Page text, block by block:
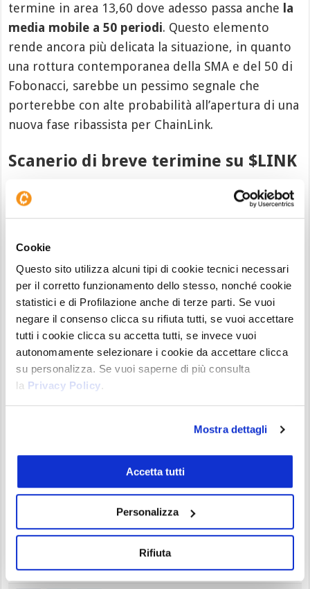
Cookie
Questo sito utilizza alcuni tipi di cookie tecnici necessari
per il corretto funzionamento dello stesso, nonché cookie
statistici e di Profilazione anche di terze parti. Se vuoi
negare il consenso clicca su rifiuta tutti, se vuoi accettare
tutti i cookie clicca su accetta tutti, se invece vuoi
autonomamente selezionare i cookie da accettare clicca
su personalizza. Se vuoi saperne di più consulta
la Privacy Policy.
Mostra dettagli
Accetta tutti
Personalizza
Rifiuta
termine in area 13,60 dove adesso passa anche la
media mobile a 50 periodi. Questo elemento
rende ancora più delicata la situazione, in quanto
una rottura contemporanea della SMA e del 50 di
Fobonacci, sarebbe un pessimo segnale che
porterebbe con alte probabilità all’apertura di una
nuova fase ribassista per ChainLink.
Scanerio di breve terimine su $LINK
Al contempo però questi due elementi rafforzano
la situazione supportiva. Tuttavia,
non ci sono altri
ingressi long decisi, nemmeno sul
daily, in cui nelle ultime ore sta evidenziando
debolezza e tornando sotto il supporto.
resistenza passa a 15,10$ mentre la resistenza più
rilevante si trova a 16$. Nella parte bassa del
grafico abbiamol’Indicatore di Forza del Trend
che indica ancora debolezza.